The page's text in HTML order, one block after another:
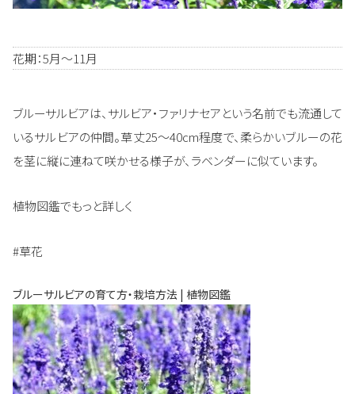
花期：5月～11月
ブルーサルビアは、サルビア・ファリナセアという名前でも流通して
いるサルビアの仲間。草丈25～40cm程度で、柔らかいブルーの花
を茎に縦に連ねて咲かせる様子が、ラベンダーに似ています。
植物図鑑でもっと詳しく
#草花
ブルーサルビアの育て方・栽培方法 | 植物図鑑